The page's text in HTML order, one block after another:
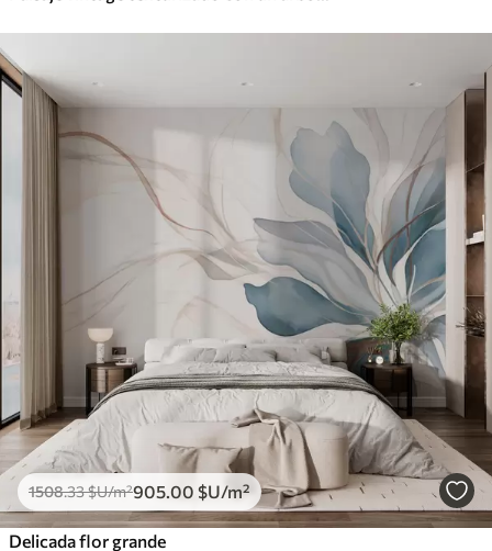
1508.33$U/m²905 .00 $U/m²
Delicada flor grande